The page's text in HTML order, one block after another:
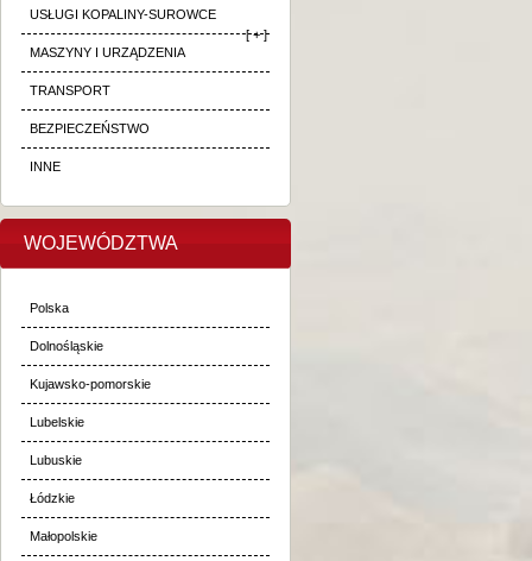
USŁUGI KOPALINY-SUROWCE
[ + ]
MASZYNY I URZĄDZENIA
TRANSPORT
BEZPIECZEŃSTWO
INNE
WOJEWÓDZTWA
Polska
Dolnośląskie
Kujawsko-pomorskie
Lubelskie
Lubuskie
Łódzkie
Małopolskie